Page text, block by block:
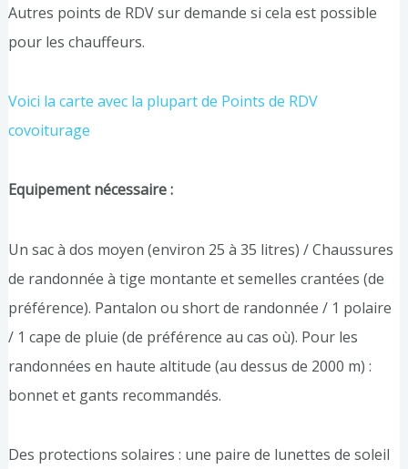
Autres points de RDV sur demande si cela est possible
pour les chauffeurs.
Voici la carte avec la plupart de Points de RDV
covoiturage
Equipement nécessaire :
Un sac à dos moyen (environ 25 à 35 litres) / Chaussures
de randonnée à tige montante et semelles crantées (de
préférence). Pantalon ou short de randonnée / 1 polaire
/ 1 cape de pluie (de préférence au cas où). Pour les
randonnées en haute altitude (au dessus de 2000 m) :
bonnet et gants recommandés.
Des protections solaires : une paire de lunettes de soleil